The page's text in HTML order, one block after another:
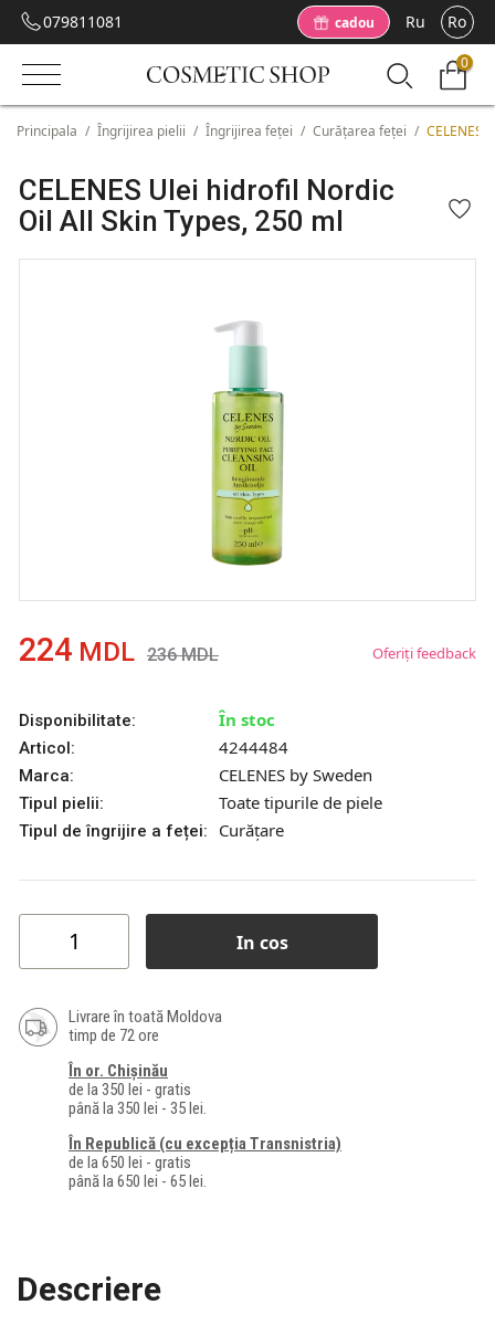
079811081 cadou Ru Ro
0
Principala / Îngrijirea pielii / Îngrijirea feței / Curățarea feței / CELENES
CELENES Ulei hidrofil Nordic
Oil All Skin Types, 250 ml
224 MDL 236MDL Oferiți feedback
Disponibilitate: În stoc
Articol: 4244484
Marca: CELENES by Sweden
Tipul pielii: Toate tipurile de piele
Tipul de îngrijire a feței: Curățare
In cos
Livrare în toată Moldova
timp de 72 ore
În or. Chișinău
de la 350 lei - gratis
până la 350 lei - 35 lei.
În Republică (cu excepția Transnistria)
de la 650 lei - gratis
până la 650 lei - 65 lei.
Descriere